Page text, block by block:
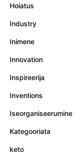
Hoiatus
Industry
Inimene
Innovation
Inspireerija
Inventions
Iseorganiseerumine
Kategooriata
keto